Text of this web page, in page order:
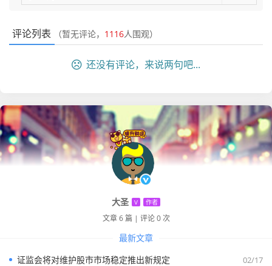
评论列表 （暂无评论， 1116人围观）
还没有评论，来说两句吧...
大圣 V 作者
文章 6 篇 | 评论 0 次
最新文章
02/17
证监会将对维护股市市场稳定推出新规定